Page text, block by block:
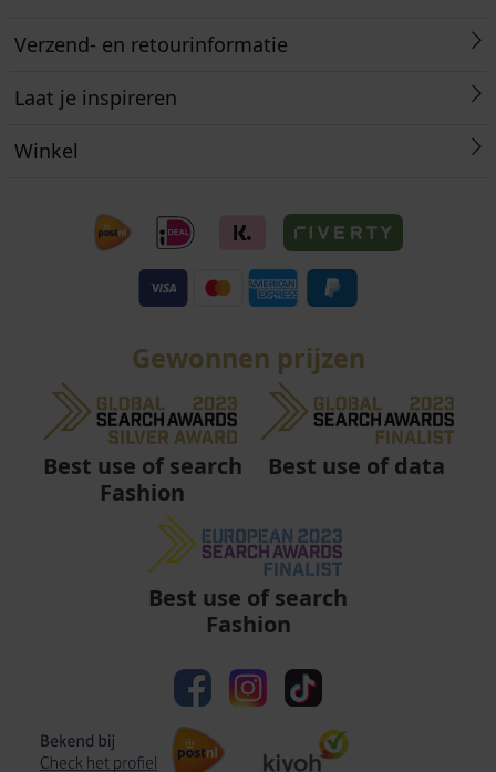
Verzend- en retourinformatie
Laat je inspireren
Winkel
Gewonnen prijzen
Best use of search
Fashion
Best use of data
Best use of search
Fashion